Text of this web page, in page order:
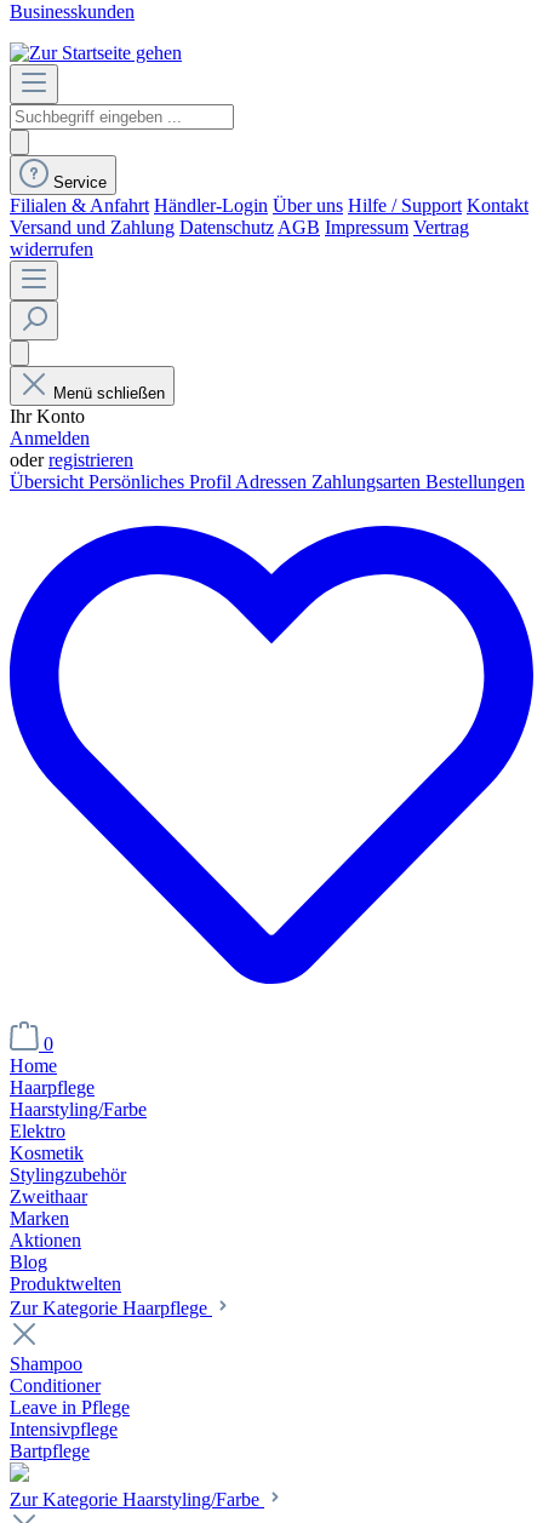
Businesskunden
Service
Filialen & Anfahrt Händler-Login Über uns Hilfe / Support Kontakt
Versand und Zahlung Datenschutz AGB Impressum Vertrag
widerrufen
Menü schließen
Ihr Konto
Anmelden
oderregistrieren
Übersicht Persönliches Profil Adressen Zahlungsarten Bestellungen
0
Home
Haarpflege
Haarstyling/Farbe
Elektro
Kosmetik
Stylingzubehör
Zweithaar
Marken
Aktionen
Blog
Produktwelten
Zur Kategorie Haarpflege
Shampoo
Conditioner
Leave in Pflege
Intensivpflege
Bartpflege
Zur Kategorie Haarstyling/Farbe